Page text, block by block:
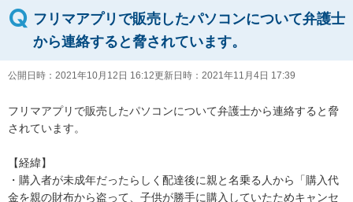
フリマアプリで販売したパソコンについて弁護士
から連絡すると脅されています。
公開日時： 2021年10月12日 16:12更新日時： 2021年11月4日 17:39
フリマアプリで販売したパソコンについて弁護士から連絡すると脅
されています。
【経緯】
・購入者が未成年だったらしく配達後に親と名乗る人から「購入代
金を親の財布から盗って、子供が勝手に購入していたためキャンセ